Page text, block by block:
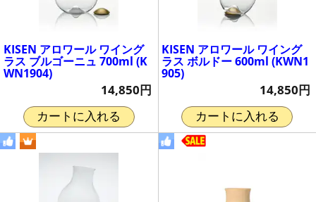
KISEN アロワール ワイング
ラス ブルゴーニュ 700ml (K
WN1904)
14,850円
カートに入れる
KISEN アロワール ワイング
ラス ボルドー 600ml (KWN1
905)
14,850円
カートに入れる